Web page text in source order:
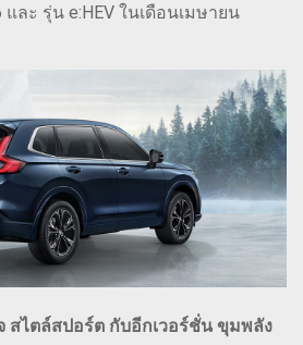
ละ รุ่น e:HEV ในเดือนเมษายน
สไตล์สปอร์ต กับอีกเวอร์ชั่น ขุมพลัง